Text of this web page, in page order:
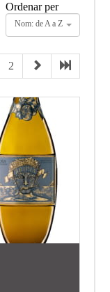
Ordenar per
Nom: de A a Z
2